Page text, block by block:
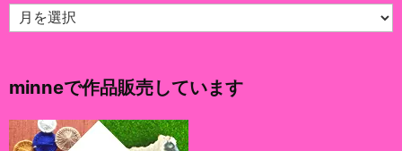
ア
ー
ブ
minneで作品販売しています